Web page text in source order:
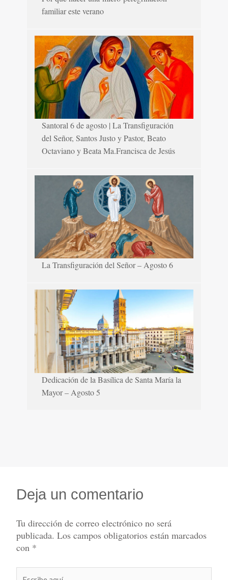
familiar este verano
Santoral 6 de agosto | La Transfiguración
del Señor, Santos Justo y Pastor, Beato
Octaviano y Beata Ma.Francisca de Jesús
La Transfiguración del Señor – Agosto 6
Dedicación de la Basílica de Santa María la
Mayor – Agosto 5
Deja un comentario
Tu dirección de correo electrónico no será
publicada. Los campos obligatorios están marcados
con *